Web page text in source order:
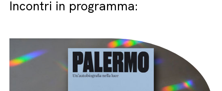
Incontri in programma: